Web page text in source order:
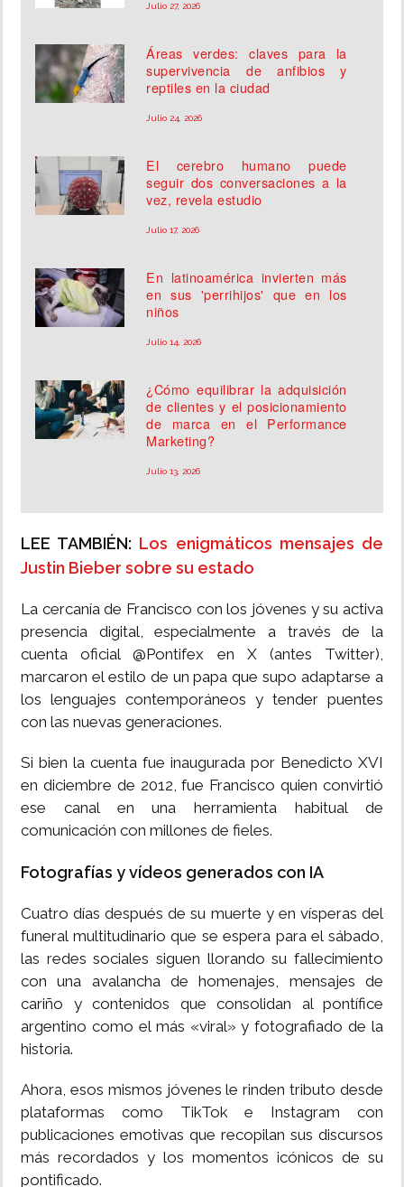
Julio 27, 2026
Áreas verdes: claves para la
supervivencia de anfibios y
reptiles en la ciudad
Julio 24, 2026
El cerebro humano puede
seguir dos conversaciones a la
vez, revela estudio
Julio 17, 2026
En latinoamérica invierten más
en sus 'perrihijos' que en los
niños
Julio 14, 2026
¿Cómo equilibrar la adquisición
de clientes y el posicionamiento
de marca en el Performance
Marketing?
Julio 13, 2026
LEE TAMBIÉN: Los enigmáticos mensajes de
Justin Bieber sobre su estado
La cercanía de Francisco con los jóvenes y su activa
presencia digital, especialmente a través de la
cuenta oficial @Pontifex en X (antes Twitter),
marcaron el estilo de un papa que supo adaptarse a
los lenguajes contemporáneos y tender puentes
con las nuevas generaciones.
Si bien la cuenta fue inaugurada por Benedicto XVI
en diciembre de 2012, fue Francisco quien convirtió
ese canal en una herramienta habitual de
comunicación con millones de fieles.
Fotografías y vídeos generados con IA
Cuatro días después de su muerte y en vísperas del
funeral multitudinario que se espera para el sábado,
las redes sociales siguen llorando su fallecimiento
con una avalancha de homenajes, mensajes de
cariño y contenidos que consolidan al pontífice
argentino como el más «viral» y fotografiado de la
historia.
Ahora, esos mismos jóvenes le rinden tributo desde
plataformas como TikTok e Instagram con
publicaciones emotivas que recopilan sus discursos
más recordados y los momentos icónicos de su
pontificado.